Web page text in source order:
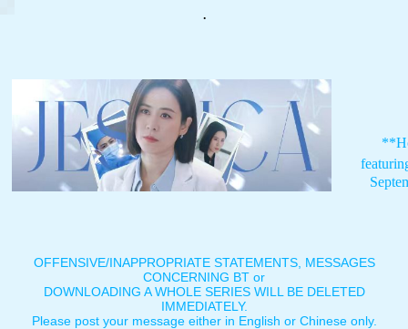
.
OFFENSIVE/INAPPROPRIATE STATEMENTS, MESSAGES
CONCERNING BT or
DOWNLOADING A WHOLE SERIES WILL BE DELETED
IMMEDIATELY.
Please post your message either in English or Chinese only.